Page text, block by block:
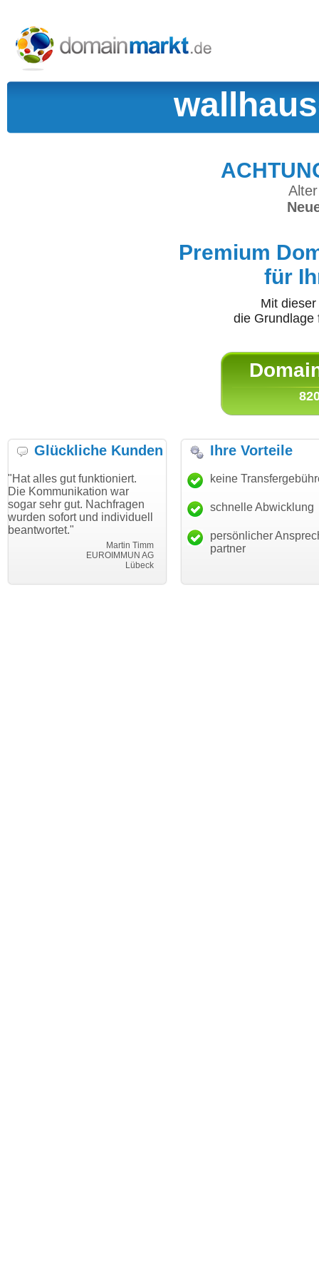
Premium
für
Mit
die
Glückliche Kunden
funktioniert.
war
Nachfragen
und individuell
"Danke für den schnellen
Transfer und guten Service!"
Thomas Schäfer
i can eckert communication GmbH
"Ich bin
haben.
mein
Ihre Vorteile
keine
schnelle Abwicklung
persönlicher
partner